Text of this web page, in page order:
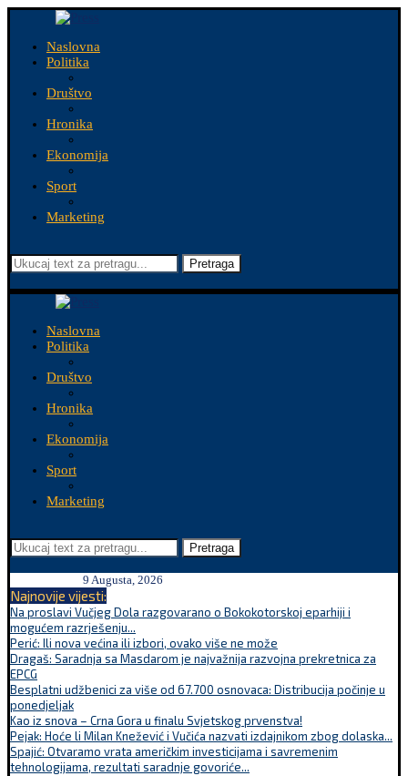
Naslovna
Politika
Društvo
Hronika
Ekonomija
Sport
Marketing
Pretraga
Naslovna
Politika
Društvo
Hronika
Ekonomija
Sport
Marketing
Pretraga
9 Augusta, 2026
Najnovije vijesti:
Na proslavi Vučjeg Dola razgovarano o Bokokotorskoj eparhiji i
mogućem razrješenju...
Perić: Ili nova većina ili izbori, ovako više ne može
Dragaš: Saradnja sa Masdarom je najvažnija razvojna prekretnica za
EPCG
Besplatni udžbenici za više od 67.700 osnovaca: Distribucija počinje u
ponedjeljak
Kao iz snova – Crna Gora u finalu Svjetskog prvenstva!
Pejak: Hoće li Milan Knežević i Vučića nazvati izdajnikom zbog dolaska...
Spajić: Otvaramo vrata američkim investicijama i savremenim
tehnologijama, rezultati saradnje govoriće...